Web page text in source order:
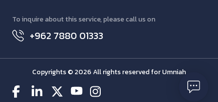
To inquire about this service, please call us on
+962 7880 01333
Copyrights © 2026 All rights reserved for Umniah